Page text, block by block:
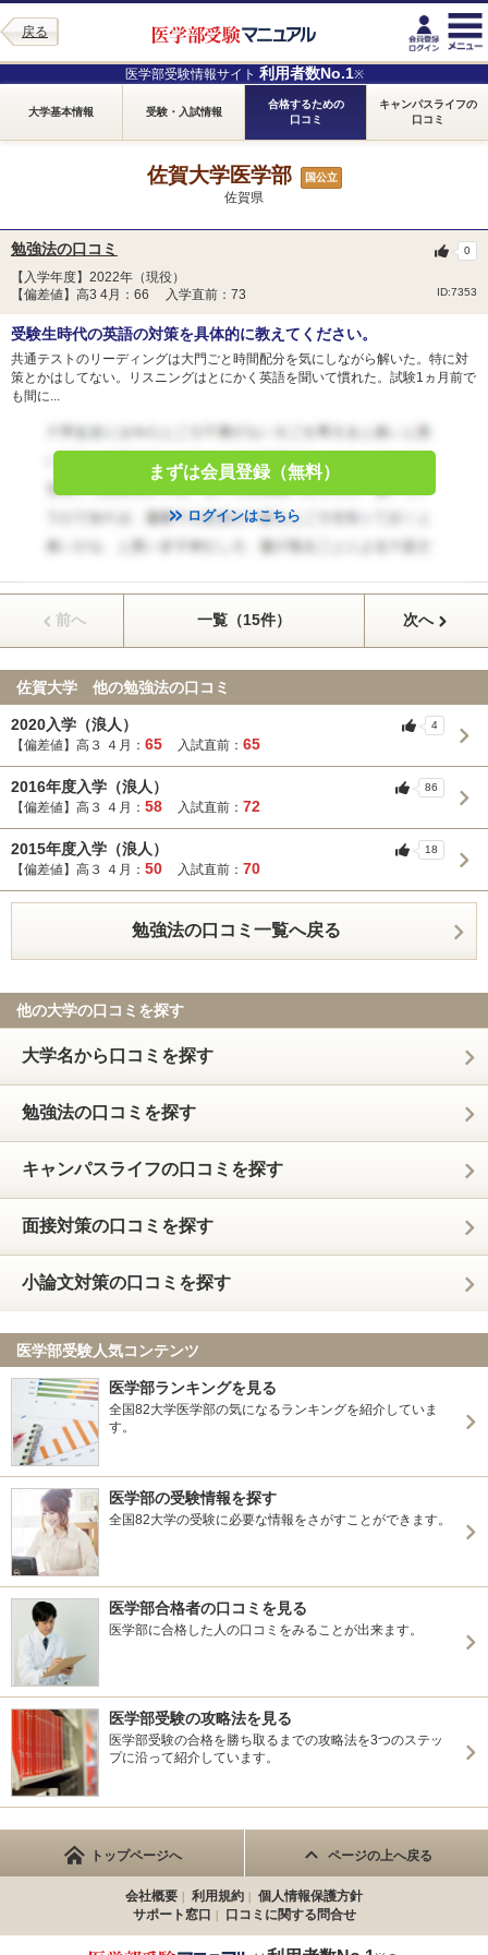
戻る
医学部受験情報サイト 利用者数No.1※
大学基本情報 受験・入試情報
合格するための
口コミ
キャンパスライフの
口コミ
佐賀大学医学部 国公立
佐賀県
勉強法の口コミ
【入学年度】2022年（現役）
【偏差値】高3 4月：66 入学直前：73
ID:7353
0
受験生時代の英語の対策を具体的に教えてください。
共通テストのリーディングは大門ごと時間配分を気にしながら解いた。特に対
策とかはしてない。リスニングはとにかく英語を聞いて慣れた。試験1ヵ月前で
も間に...
まずは会員登録（無料）
ログインはこちら
前へ 一覧（15件） 次へ
佐賀大学 他の勉強法の口コミ
2020入学（浪人）
【偏差値】高３ ４月： 65 入試直前： 65
4
2016年度入学（浪人）
【偏差値】高３ ４月： 58 入試直前： 72
86
2015年度入学（浪人）
【偏差値】高３ ４月： 50 入試直前： 70
18
勉強法の口コミ一覧へ戻る
他の大学の口コミを探す
大学名から口コミを探す
勉強法の口コミを探す
キャンパスライフの口コミを探す
面接対策の口コミを探す
小論文対策の口コミを探す
医学部受験人気コンテンツ
医学部ランキングを見る
全国82大学医学部の気になるランキングを紹介していま
す。
医学部の受験情報を探す
全国82大学の受験に必要な情報をさがすことができます。
医学部合格者の口コミを見る
医学部に合格した人の口コミをみることが出来ます。
医学部受験の攻略法を見る
医学部受験の合格を勝ち取るまでの攻略法を3つのステッ
プに沿って紹介しています。
トップページへ ページの上へ戻る
会社概要 利用規約
個人情報保護方針
サポート窓口
口コミに関する問合せ